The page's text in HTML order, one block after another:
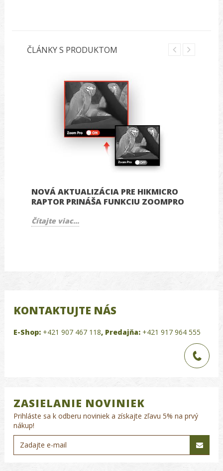
ČLÁNKY S PRODUKTOM
NOVÁ AKTUALIZÁCIA PRE HIKMICRO
RAPTOR PRINÁŠA FUNKCIU ZOOMPRO
Čítajte viac...
KONTAKTUJTE NÁS
E-Shop: +421 907 467 118, Predajňa: +421 917 964 555
ZASIELANIE NOVINIEK
Prihláste sa k odberu noviniek a získajte zľavu 5% na prvý
nákup!